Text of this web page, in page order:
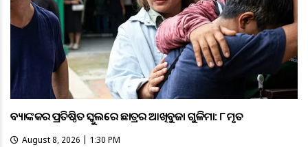
ବ୍ୟାଙ୍କକର ପ୍ରତିଷ୍ଠିତ ସ୍କୁଲରେ ଛାତ୍ରର ଆଖିବୁଜା ଗୁଳିମାଡ଼: ୮ ମୃତ
August 8, 2026 | 1:30 PM